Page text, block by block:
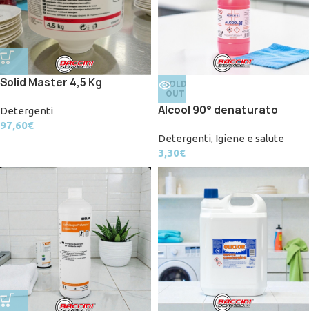
Solid Master 4,5 Kg
Detergenti
97,60€
SOLD
OUT
Alcool 90° denaturato
Detergenti, Igiene e salute
3,30€